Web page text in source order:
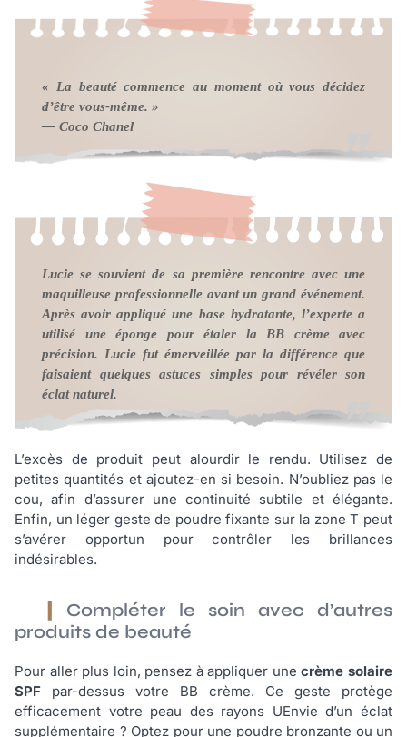
« La beauté commence au moment où vous décidez
d’être vous-même. »
— Coco Chanel
Lucie se souvient de sa première rencontre avec une
maquilleuse professionnelle avant un grand événement.
Après avoir appliqué une base hydratante, l’experte a
utilisé une éponge pour étaler la BB crème avec
précision. Lucie fut émerveillée par la différence que
faisaient quelques astuces simples pour révéler son
éclat naturel.
L’excès de produit peut alourdir le rendu. Utilisez de
petites quantités et ajoutez-en si besoin. N’oubliez pas le
cou, afin d’assurer une continuité subtile et élégante.
Enfin, un léger geste de poudre fixante sur la zone T peut
s’avérer opportun pour contrôler les brillances
indésirables.
Compléter le soin avec d’autres
produits de beauté
Pour aller plus loin, pensez à appliquer unecrème solaire
SPF par-dessus votre BB crème. Ce geste protège
efficacement votre peau des rayons UEnvie d’un éclat
supplémentaire ? Optez pour une poudre bronzante ou un